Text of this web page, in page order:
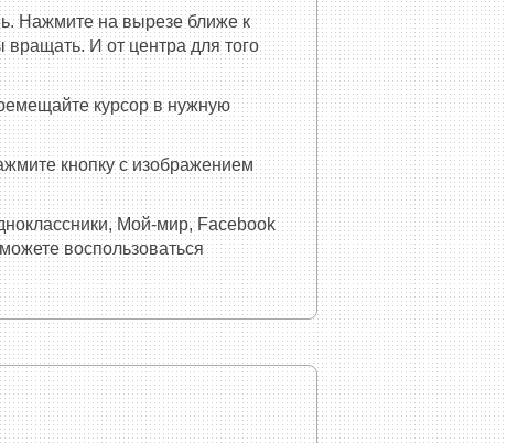
Нажмите на вырезе ближе к
И от центра для того
курсор в нужную
кнопку с изображением
Мой-мир, Facebook
воспользоваться